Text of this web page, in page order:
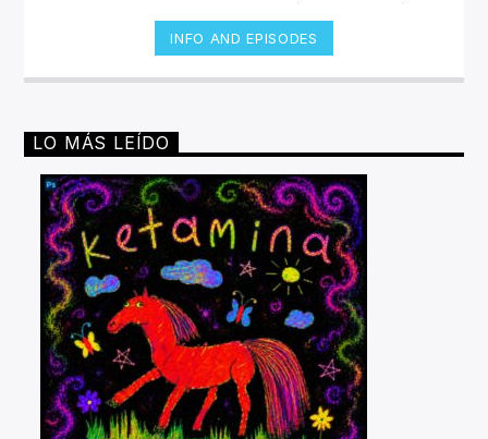
INFO AND EPISODES
LO MÁS LEÍDO